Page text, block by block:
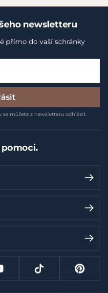
newsletteru
přímo do vaší schránky
se můžete z newsletteru odhlásit.